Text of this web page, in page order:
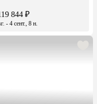
844 ₽
- 4 сент., 8 н.